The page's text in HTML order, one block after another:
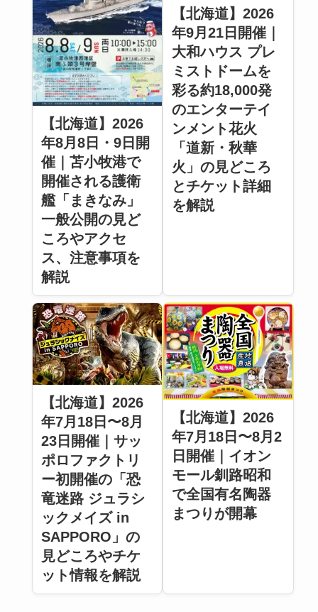
【北海道】2026
年8月8日・9日開
催｜苫小牧港で
開催される護衛
艦「まきなみ」
一般公開の見ど
ころやアクセ
ス、注意事項を
解説
【北海道】2026
年9月21日開催｜
大和ハウス プレ
ミストドームを
彩る約18,000発
のエンターテイ
ンメント花火
「道新・秋華
火」の見どころ
とチケット詳細
を解説
【北海道】2026
年7月18日〜8月
23日開催｜サッ
ポロファクトリ
ー初開催の「恐
竜迷路 ジュラシ
ックメイズ in
SAPPORO」の
見どころやチケ
ット情報を解説
【北海道】2026
年7月18日〜8月2
日開催｜イオン
モール釧路昭和
で全国有名陶器
まつりが開幕